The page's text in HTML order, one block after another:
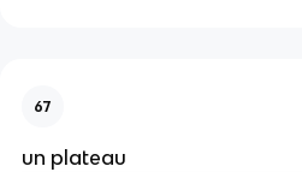
67
un plateau